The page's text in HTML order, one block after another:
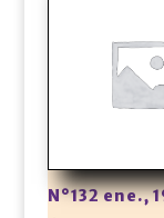
N°132 ene.,